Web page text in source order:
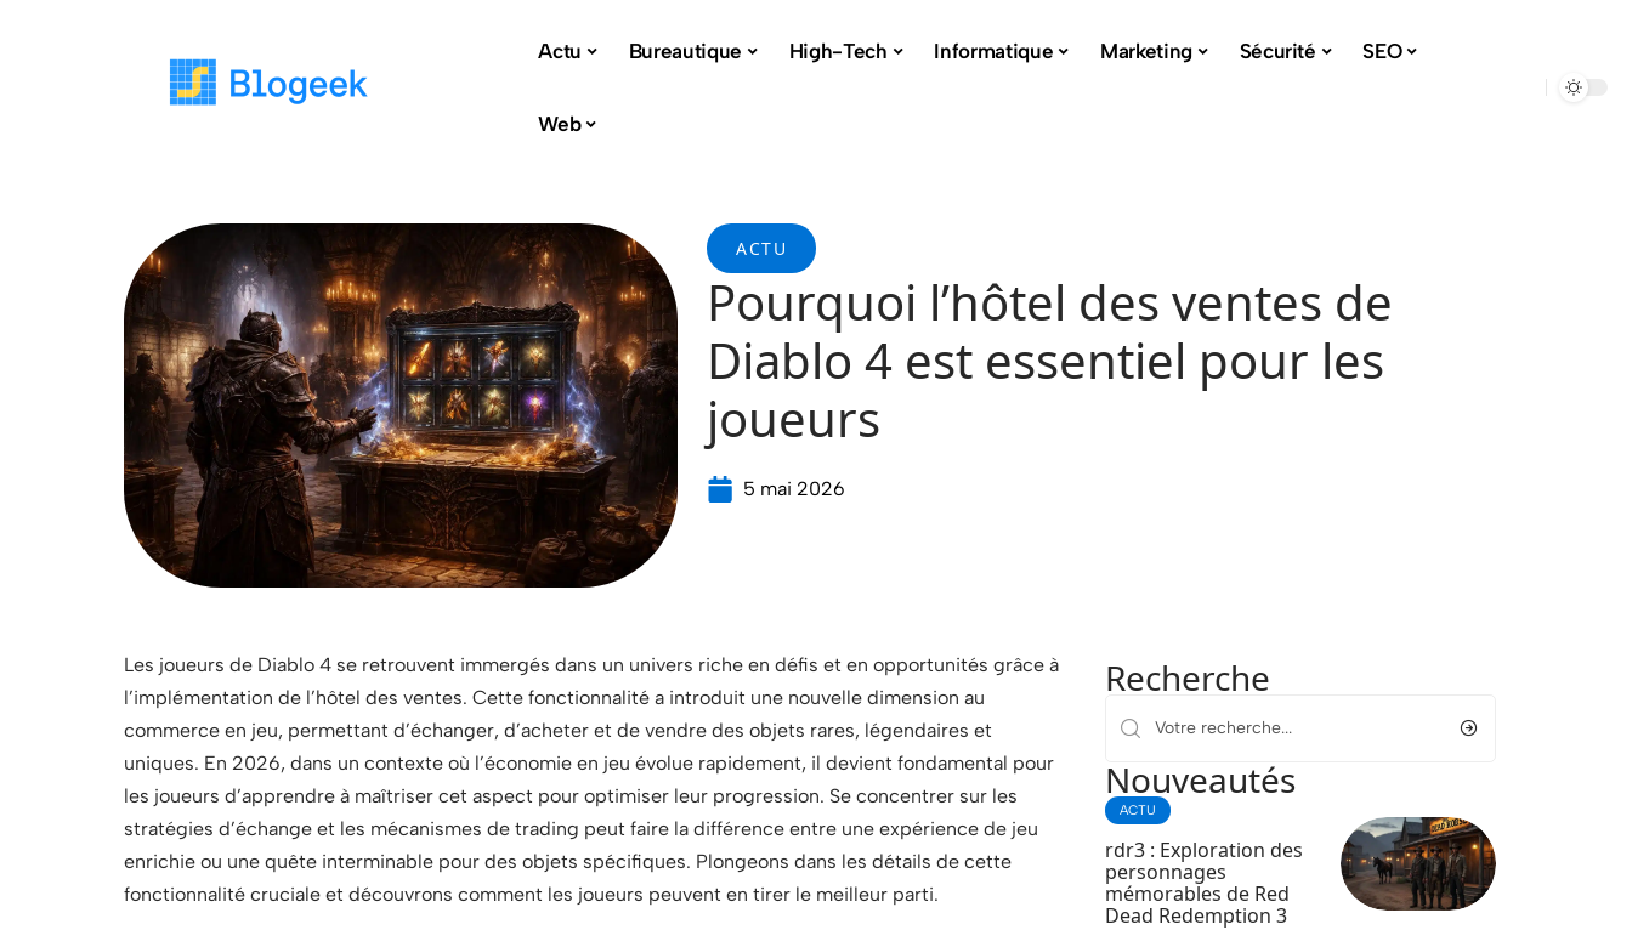
Actu Bureautique High-Tech Informatique Marketing Sécurité SEO
Web
ACTU
Pourquoi l’hôtel des ventes de
Diablo 4 est essentiel pour les
joueurs
5 mai 2026
Les joueurs de Diablo 4 se retrouvent immergés dans un univers riche en défis et en opportunités grâce à
l’implémentation de l’hôtel des ventes. Cette fonctionnalité a introduit une nouvelle dimension au
commerce en jeu, permettant d’échanger, d’acheter et de vendre des objets rares, légendaires et
uniques. En 2026, dans un contexte où l’économie en jeu évolue rapidement, il devient fondamental pour
les joueurs d’apprendre à maîtriser cet aspect pour optimiser leur progression. Se concentrer sur les
stratégies d’échange et les mécanismes de trading peut faire la différence entre une expérience de jeu
enrichie ou une quête interminable pour des objets spécifiques. Plongeons dans les détails de cette
fonctionnalité cruciale et découvrons comment les joueurs peuvent en tirer le meilleur parti.
Recherche
Nouveautés
ACTU
rdr3 : Exploration des
personnages
mémorables de Red
Dead Redemption 3